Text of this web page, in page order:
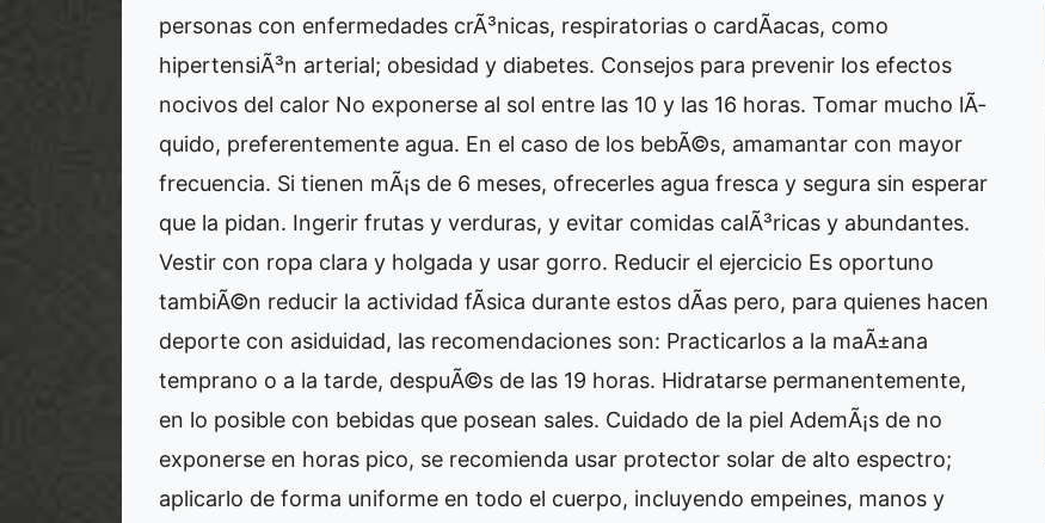
personas con enfermedades crÃ³nicas, respiratorias o cardÃ­acas, como
hipertensiÃ³n arterial; obesidad y diabetes. Consejos para prevenir los efectos
nocivos del calor No exponerse al sol entre las 10 y las 16 horas. Tomar mucho lÃ­
quido, preferentemente agua. En el caso de los bebÃ©s, amamantar con mayor
frecuencia. Si tienen mÃ¡s de 6 meses, ofrecerles agua fresca y segura sin esperar
que la pidan. Ingerir frutas y verduras, y evitar comidas calÃ³ricas y abundantes.
Vestir con ropa clara y holgada y usar gorro. Reducir el ejercicio Es oportuno
tambiÃ©n reducir la actividad fÃ­sica durante estos dÃ­as pero, para quienes hacen
deporte con asiduidad, las recomendaciones son: Practicarlos a la maÃ±ana
temprano o a la tarde, despuÃ©s de las 19 horas. Hidratarse permanentemente,
en lo posible con bebidas que posean sales. Cuidado de la piel AdemÃ¡s de no
exponerse en horas pico, se recomienda usar protector solar de alto espectro;
aplicarlo de forma uniforme en todo el cuerpo, incluyendo empeines, manos y